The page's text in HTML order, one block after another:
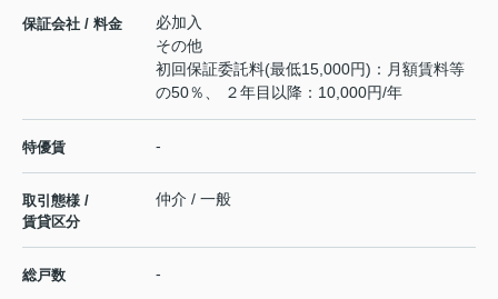
保証会社 / 料金
必加入
その他
初回保証委託料(最低15,000円)：月額賃料等
の50％、 ２年目以降：10,000円/年
特優賃 -
取引態様 /
賃貸区分
仲介 / 一般
総戸数 -